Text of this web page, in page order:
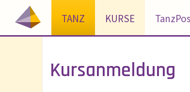
TANZ KURSE
Kursanmeldung